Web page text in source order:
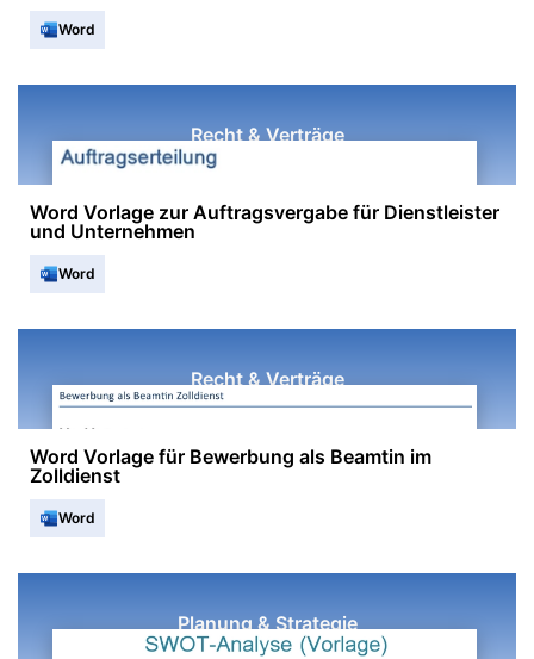
Word
Recht & Verträge
Word Vorlage zur Auftragsvergabe für Dienstleister
und Unternehmen
Word
Recht & Verträge
Word Vorlage für Bewerbung als Beamtin im
Zolldienst
Word
Planung & Strategie